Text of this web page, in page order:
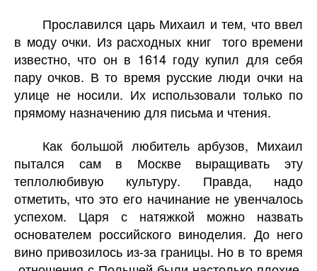
Прославился царь Михаил и тем, что ввел
в моду очки. Из расходных книг того времени
известно, что он в 1614 году купил для себя
пару очков. В то время русские люди очки на
улице не носили. Их использовали только по
прямому назначению для письма и чтения.
Как большой любитель арбузов, Михаил
пытался сам в Москве выращивать эту
теплолюбивую культуру. Правда, надо
отметить, что это его начинание не увенчалось
успехом. Царя с натяжкой можно назвать
основателем российского виноделия. До него
вино привозилось из-за границы. Но в то время